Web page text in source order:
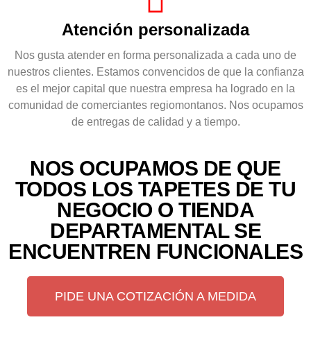
Atención personalizada
Nos gusta atender en forma personalizada a cada uno de
nuestros clientes. Estamos convencidos de que la confianza
es el mejor capital que nuestra empresa ha logrado en la
comunidad de comerciantes regiomontanos. Nos ocupamos
de entregas de calidad y a tiempo.
NOS OCUPAMOS DE QUE
TODOS LOS TAPETES DE TU
NEGOCIO O TIENDA
DEPARTAMENTAL SE
ENCUENTREN FUNCIONALES
PIDE UNA COTIZACIÓN A MEDIDA